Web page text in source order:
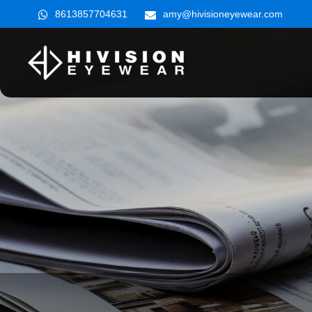
8613857704631 amy@hivisioneyewear.com